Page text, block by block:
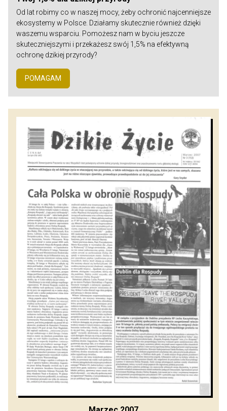
Od lat robimy co w naszej mocy, żeby ochronić najcenniejsze
ekosystemy w Polsce. Działamy skutecznie również dzięki
waszemu wsparciu. Pomożesz nam w byciu jeszcze
skuteczniejszymi i przekażesz swój 1,5% na efektywną
ochronę dzikiej przyrody?
POMAGAM